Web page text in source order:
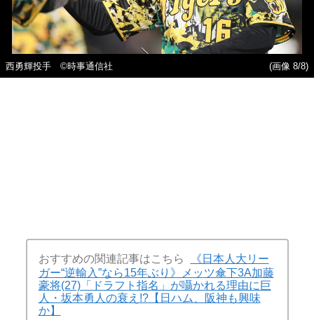
西勇輝投手 ©時事通信社 (画像 8/8)
おすすめの関連記事はこちら
《日本人大リー
ガー“逆輸入”なら15年ぶり》メッツ傘下3A加藤
豪将(27)「ドラフト指名」が囁かれる理由に巨
人・坂本勇人の衰え!?【日ハム、阪神も興味
か】